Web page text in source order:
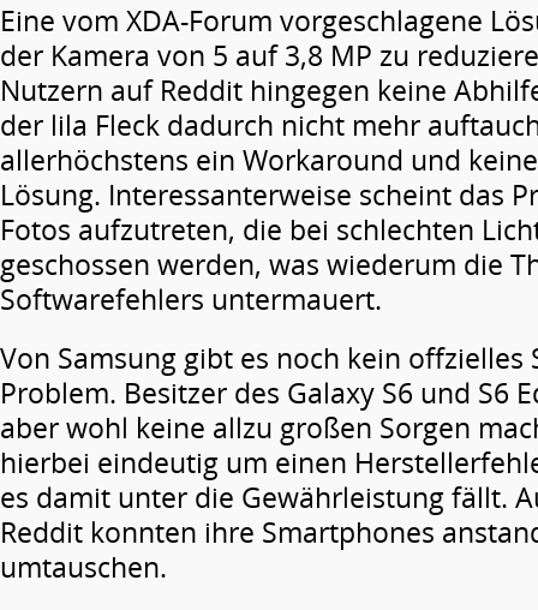
Eine vom XDA-Forum vorgeschlagene
der Kamera von 5 auf 3,8 MP zu
Nutzern auf Reddit hingegen keine
der lila Fleck dadurch nicht mehr
allerhöchstens ein Workaround und
Lösung. Interessanterweise scheint das
Fotos aufzutreten, die bei schlechten
geschossen werden, was wiederum die
Softwarefehlers untermauert.
Von Samsung gibt es noch kein offzielles
Problem. Besitzer des Galaxy S6 und S6
aber wohl keine allzu großen Sorgen
hierbei eindeutig um einen
es damit unter die Gewährleistung fällt.
Reddit konnten ihre Smartphones
umtauschen.